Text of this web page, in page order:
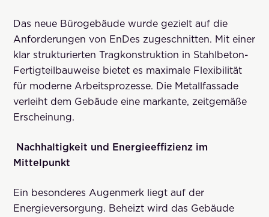
Das neue Bürogebäude wurde gezielt auf die
Anforderungen von EnDes zugeschnitten. Mit einer
klar strukturierten Tragkonstruktion in Stahlbeton-
Fertigteilbauweise bietet es maximale Flexibilität
für moderne Arbeitsprozesse. Die Metallfassade
verleiht dem Gebäude eine markante, zeitgemäße
Erscheinung.
Nachhaltigkeit und Energieeffizienz im
Mittelpunkt
Ein besonderes Augenmerk liegt auf der
Energieversorgung. Beheizt wird das Gebäude